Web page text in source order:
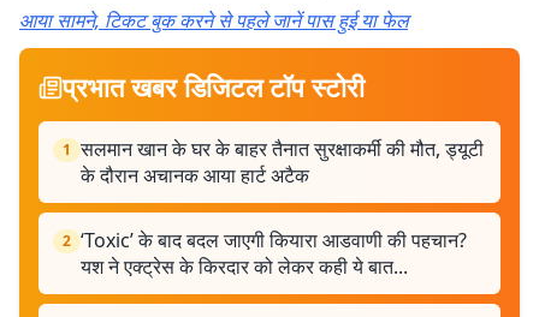
आया सामने, टिकट बुक करने से पहले जानें पास हुई या फेल
प्रभात खबर डिजिटल टॉप स्टोरी
1 सलमान खान के घर के बाहर तैनात सुरक्षाकर्मी की मौत, ड्यूटी
के दौरान अचानक आया हार्ट अटैक
2 ‘Toxic’ के बाद बदल जाएगी कियारा आडवाणी की पहचान?
यश ने एक्ट्रेस के किरदार को लेकर कही ये बात...